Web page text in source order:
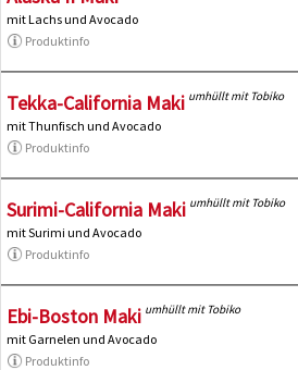
mit Lachs und Avocado
Produktinfo
Tekka-California Maki umhüllt mit Tobiko
mit Thunfisch und Avocado
Produktinfo
Surimi-California Maki umhüllt mit Tobiko
mit Surimi und Avocado
Produktinfo
Ebi-Boston Maki umhüllt mit Tobiko
mit Garnelen und Avocado
Produktinfo